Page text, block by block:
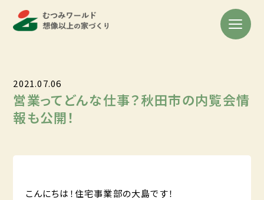
2021.07.06
営業ってどんな仕事？秋田市の内覧会情
報も公開！
こんにちは！住宅事業部の大島です！